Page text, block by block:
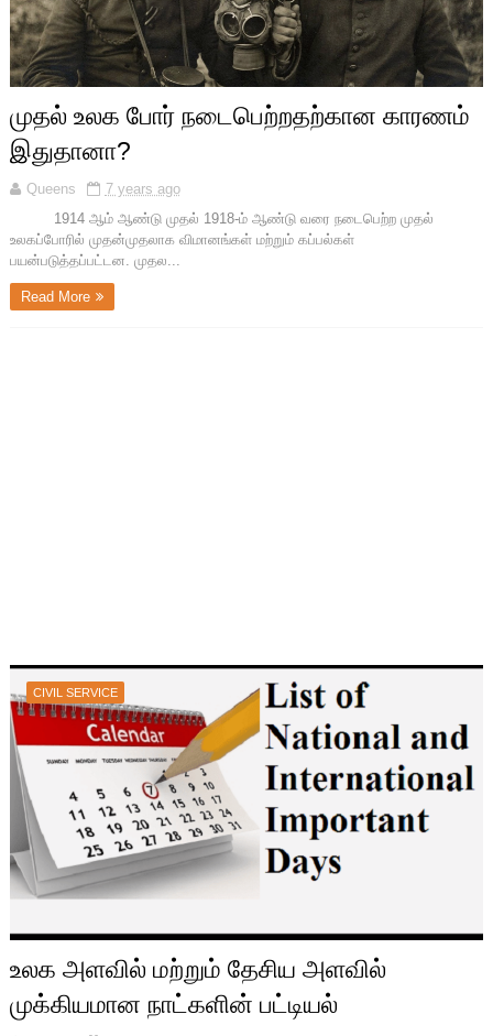
முதல் உலக போர் நடைபெற்றதற்கான காரணம்
இதுதானா?
Queens
7 years ago
1914 ஆம் ஆண்டு முதல் 1918-ம் ஆண்டு வரை நடைபெற்ற முதல்
உலகப்போரில் முதன்முதலாக விமானங்கள் மற்றும் கப்பல்கள்
பயன்படுத்தப்பட்டன. முதல...
Read More
CIVIL SERVICE
உலக அளவில் மற்றும் தேசிய அளவில்
முக்கியமான நாட்களின் பட்டியல்